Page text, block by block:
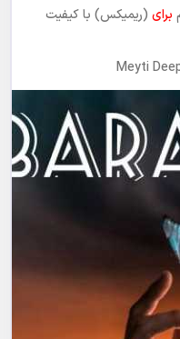
برای (ریمیکس) با کیفیت
Meyti